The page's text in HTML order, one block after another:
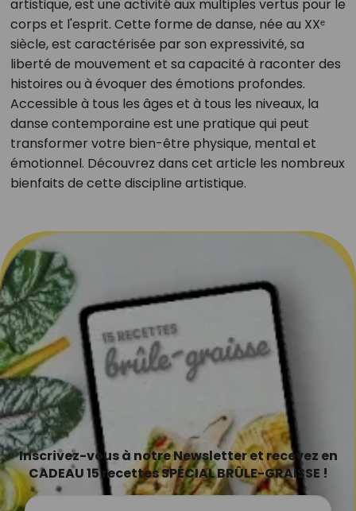
artistique, est une activité aux multiples vertus pour le
corps et l'esprit. Cette forme de danse, née au XXᵉ
siècle, est caractérisée par son expressivité, sa
liberté de mouvement et sa capacité à raconter des
histoires ou à évoquer des émotions profondes.
Accessible à tous les âges et à tous les niveaux, la
danse contemporaine est une pratique qui peut
transformer votre bien-être physique, mental et
émotionnel. Découvrez dans cet article les nombreux
bienfaits de cette discipline artistique.
Inscrivez-vous à notre Newsletter et recevez en
CADEAU 15 recettes SPÉCIAL BRÛLE-GRAISSE !